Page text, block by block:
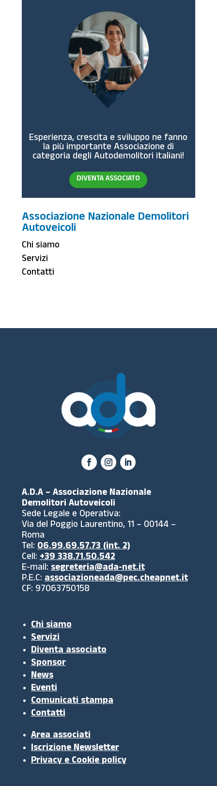
Esperienza, crescita e sviluppo ne fanno
la più importante Associazione di
categoria degli Autodemolitori italiani!
DIVENTA ASSOCIATO
Associazione Nazionale Demolitori
Autoveicoli
Chi siamo
Servizi
Contatti
A.D.A – Associazione Nazionale
Demolitori Autoveicoli
Sede Legale e Operativa:
Via del Poggio Laurentino, 11 – 00144 –
Roma
Tel:06.99.69.57.73 (int. 2)
Cell:+39 338.71.50.542
E-mail:segreteria@ada-net.it
P.E.C:associazioneada@pec.cheapnet.it
CF: 97063750158
Chi siamo
Servizi
Diventa associato
Sponsor
News
Eventi
Comunicati stampa
Contatti
Area associati
Iscrizione Newsletter
Privacy e Cookie policy